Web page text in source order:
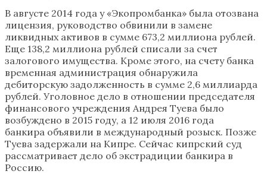
В августе 2014 года у «Экопромбанка» была отозвана
лицензия, руководство обвинили в замене
ликвидных активов в сумме 673,2 миллиона рублей.
Еще 138,2 миллиона рублей списали за счет
залогового имущества. Кроме этого, на счету банка
временная администрация обнаружила
дебиторскую задолженность в сумме 2,6 миллиарда
рублей. Уголовное дело в отношении председателя
финансового учреждения Андрея Туева было
возбуждено в 2015 году, а 12 июля 2016 года
банкира объявили в международный розыск. Позже
Туева задержали на Кипре. Сейчас кипрский суд
рассматривает дело об экстрадиции банкира в
Россию.